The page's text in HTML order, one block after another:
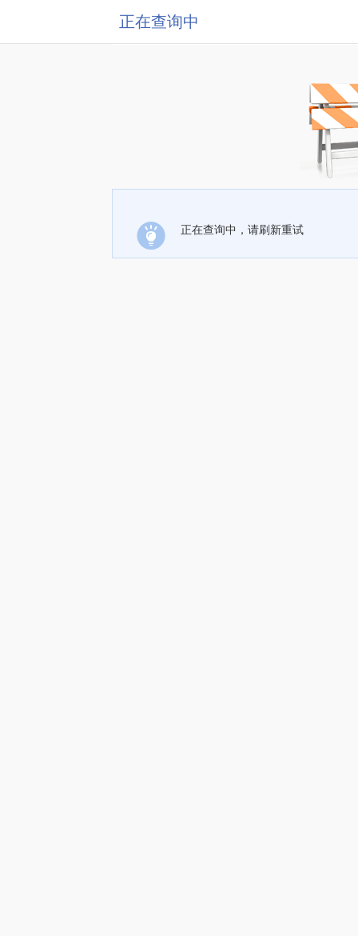
正在查询中
正在查询中，请刷新重试